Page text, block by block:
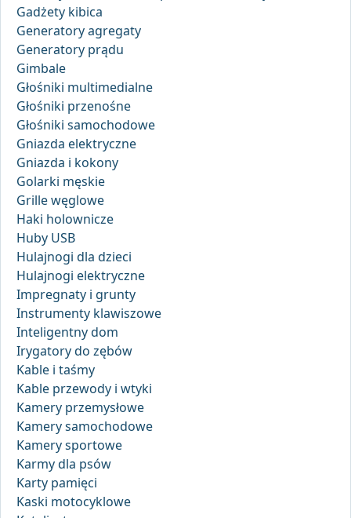
Gadżety kibica
Generatory agregaty
Generatory prądu
Gimbale
Głośniki multimedialne
Głośniki przenośne
Głośniki samochodowe
Gniazda elektryczne
Gniazda i kokony
Golarki męskie
Grille węglowe
Haki holownicze
Huby USB
Hulajnogi dla dzieci
Hulajnogi elektryczne
Impregnaty i grunty
Instrumenty klawiszowe
Inteligentny dom
Irygatory do zębów
Kable i taśmy
Kable przewody i wtyki
Kamery przemysłowe
Kamery samochodowe
Kamery sportowe
Karmy dla psów
Karty pamięci
Kaski motocyklowe